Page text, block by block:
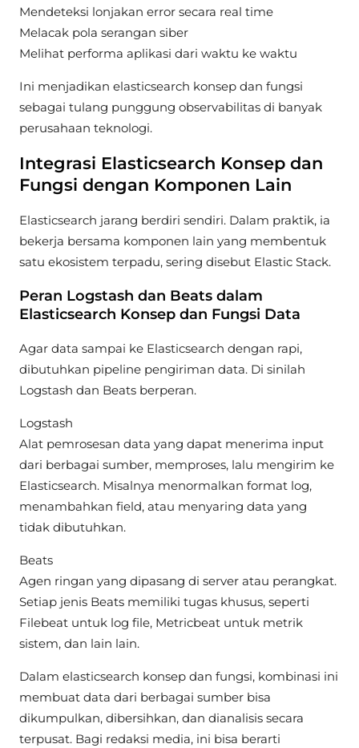
Mendeteksi lonjakan error secara real time
Melacak pola serangan siber
Melihat performa aplikasi dari waktu ke waktu
Ini menjadikan elasticsearch konsep dan fungsi
sebagai tulang punggung observabilitas di banyak
perusahaan teknologi.
Integrasi Elasticsearch Konsep dan
Fungsi dengan Komponen Lain
Elasticsearch jarang berdiri sendiri. Dalam praktik, ia
bekerja bersama komponen lain yang membentuk
satu ekosistem terpadu, sering disebut Elastic Stack.
Peran Logstash dan Beats dalam
Elasticsearch Konsep dan Fungsi Data
Agar data sampai ke Elasticsearch dengan rapi,
dibutuhkan pipeline pengiriman data. Di sinilah
Logstash dan Beats berperan.
Logstash
Alat pemrosesan data yang dapat menerima input
dari berbagai sumber, memproses, lalu mengirim ke
Elasticsearch. Misalnya menormalkan format log,
menambahkan field, atau menyaring data yang
tidak dibutuhkan.
Beats
Agen ringan yang dipasang di server atau perangkat.
Setiap jenis Beats memiliki tugas khusus, seperti
Filebeat untuk log file, Metricbeat untuk metrik
sistem, dan lain lain.
Dalam elasticsearch konsep dan fungsi, kombinasi ini
membuat data dari berbagai sumber bisa
dikumpulkan, dibersihkan, dan dianalisis secara
terpusat. Bagi redaksi media, ini bisa berarti